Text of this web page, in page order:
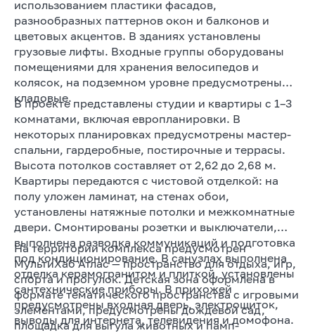
использованием пластики фасадов,
разнообразных паттернов окон и балконов и
цветовых акцентов. В зданиях установлены
грузовые лифты. Входные группы оборудованы
помещениями для хранения велосипедов и
колясок, на подземном уровне предусмотрены
кладовые.
В проекте представлены студии и квартиры с 1–3
комнатами, включая европланировки. В
некоторых планировках предусмотрены мастер-
спальни, гардеробные, постирочные и террасы.
Высота потолков составляет от 2,62 до 2,68 м.
Квартиры передаются с чистовой отделкой: на
полу уложен ламинат, на стенах обои,
установлены натяжные потолки и межкомнатные
двери. Смонтированы розетки и выключатели,
выполнена разводка коммуникаций и подготовка
под кондиционирование. В санузлах выполнена
отделка керамогранитом и плиткой, установлены
сантехнические приборы. В прихожей
предусмотрены входная дверь, электрощиток,
выводы для интернета, телевидения и домофона.
На территории комплекса предусмотрен
МультиХаб Атлас — пространство для отдыха, игр,
спорта и прогулок. Детская зона оформлена в
формате тематического пространства с игровыми
элементами, предусмотрены дождевой сад,
площадка для выгула животных и памп-